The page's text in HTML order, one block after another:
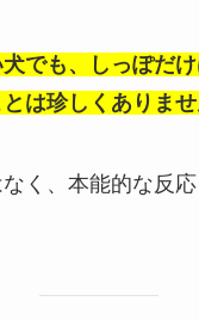
でも、しっぽだ
は珍しくありませ
く、本能的な反